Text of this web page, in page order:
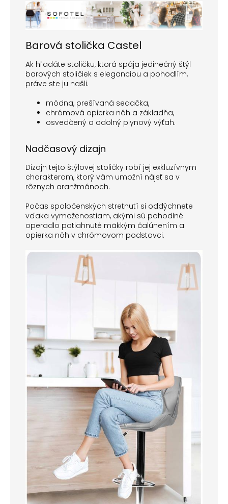
Barová stolička Castel
Ak hľadáte stoličku, ktorá spája jedinečný štýl
barových stoličiek s eleganciou a pohodlím,
práve ste ju našli.
módna, prešívaná sedačka,
chrómová opierka nôh a základňa,
osvedčený a odolný plynový výťah.
Nadčasový dizajn
Dizajn tejto štýlovej stoličky robí jej exkluzívnym
charakterom, ktorý vám umožní nájsť sa v
rôznych aranžmánoch.
Počas spoločenských stretnutí si oddýchnete
vďaka vymoženostiam, akými sú pohodlné
operadlo potiahnuté mäkkým čalúnením a
opierka nôh v chrómovom podstavci.